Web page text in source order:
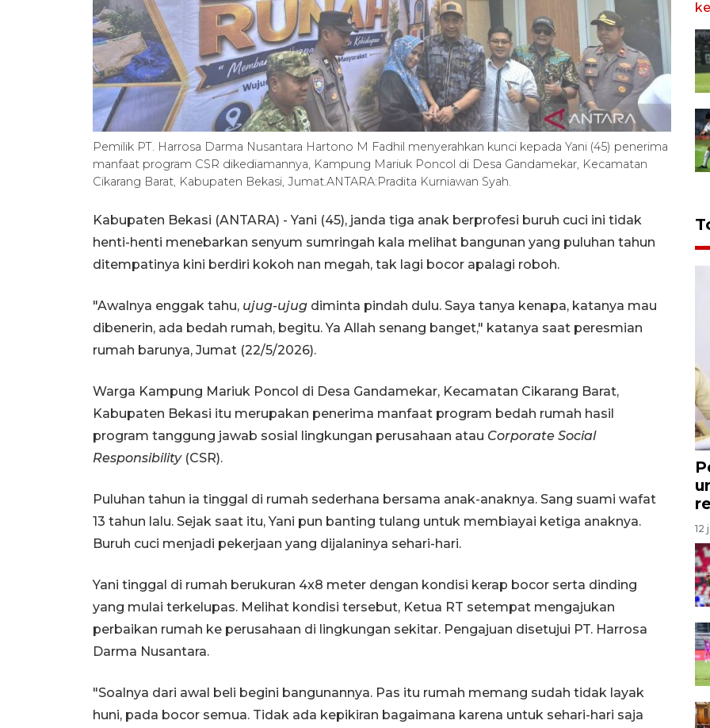
Pemilik PT. Harrosa Darma Nusantara Hartono M Fadhil menyerahkan kunci kepada Yani (45) penerima
manfaat program CSR dikediamannya, Kampung Mariuk Poncol di Desa Gandamekar, Kecamatan
Cikarang Barat, Kabupaten Bekasi, Jumat.ANTARA:Pradita Kurniawan Syah.
Kabupaten Bekasi (ANTARA) - Yani (45), janda tiga anak berprofesi buruh cuci ini tidak
henti-henti menebarkan senyum sumringah kala melihat bangunan yang puluhan tahun
ditempatinya kini berdiri kokoh nan megah, tak lagi bocor apalagi roboh.
"Awalnya enggak tahu, ujug-ujug diminta pindah dulu. Saya tanya kenapa, katanya mau
dibenerin, ada bedah rumah, begitu. Ya Allah senang banget," katanya saat peresmian
rumah barunya, Jumat (22/5/2026).
Warga Kampung Mariuk Poncol di Desa Gandamekar, Kecamatan Cikarang Barat,
Kabupaten Bekasi itu merupakan penerima manfaat program bedah rumah hasil
program tanggung jawab sosial lingkungan perusahaan atau Corporate Social
Responsibility(CSR).
Puluhan tahun ia tinggal di rumah sederhana bersama anak-anaknya. Sang suami wafat
13 tahun lalu. Sejak saat itu, Yani pun banting tulang untuk membiayai ketiga anaknya.
Buruh cuci menjadi pekerjaan yang dijalaninya sehari-hari.
Yani tinggal di rumah berukuran 4x8 meter dengan kondisi kerap bocor serta dinding
yang mulai terkelupas. Melihat kondisi tersebut, Ketua RT setempat mengajukan
perbaikan rumah ke perusahaan di lingkungan sekitar. Pengajuan disetujui PT. Harrosa
Darma Nusantara.
"Soalnya dari awal beli begini bangunannya. Pas itu rumah memang sudah tidak layak
huni, pada bocor semua. Tidak ada kepikiran bagaimana karena untuk sehari-hari saja
12